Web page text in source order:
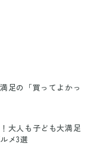
足の「買ってよかっ
大人も子ども大満足
メ3選